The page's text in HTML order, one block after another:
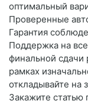
оптимальный
Проверенные
Гарантия
Поддержка на
финальной сдачи
рамках
откладывайте на
Закажите